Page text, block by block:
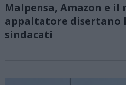
Malpensa, Amazon e il
appaltatore disertano
sindacati